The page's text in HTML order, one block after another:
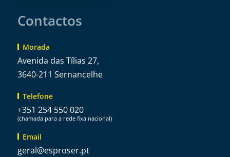
Contactos
Morada
Avenida das Tílias 27,
3640-211 Sernancelhe
Telefone
+351 254 550 020
(chamada para a rede fixa nacional)
Email
tp.resorpse
@lareg